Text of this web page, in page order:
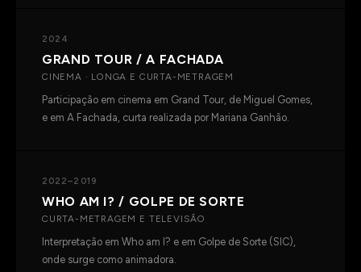
2024
GRAND TOUR / A FACHADA
CINEMA · LONGA E CURTA-METRAGEM
Participação em cinema em Grand Tour, de Miguel Gomes,
e em A Fachada, curta realizada por Mariana Ganhão.
2022–2019
WHO AM I? / GOLPE DE SORTE
CURTA-METRAGEM E TELEVISÃO
Interpretação em Who am I? e em Golpe de Sorte (SIC),
onde surge como animadora.